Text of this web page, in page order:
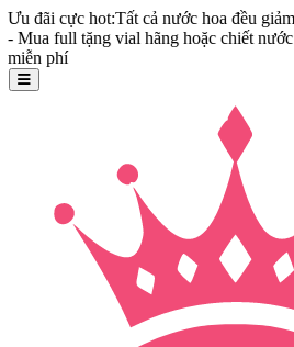
cả nước hoa đều giảm giá 10% -
vial hãng hoặc chiết nước hoa loại